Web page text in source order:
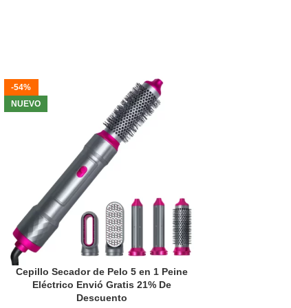
-54%
NUEVO
Cepillo Secador de Pelo 5 en 1 Peine
Eléctrico Envió Gratis 21% De
Descuento